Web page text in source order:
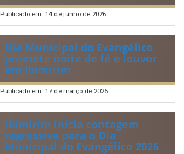
Publicado em: 14 de junho de 2026
Dia Municipal do Evangélico
promete noite de fé e louvor
em Ibimirim
Publicado em: 17 de março de 2026
Ibimirim inicia contagem
regressiva para o Dia
Municipal do Evangélico 2026